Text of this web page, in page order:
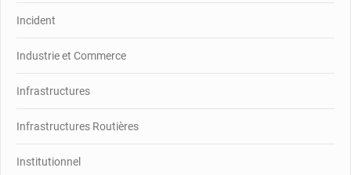
Incident
Industrie et Commerce
Infrastructures
Infrastructures Routières
Institutionnel